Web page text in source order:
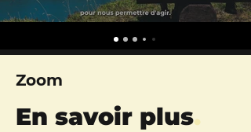
Zoom
En savoir plus.